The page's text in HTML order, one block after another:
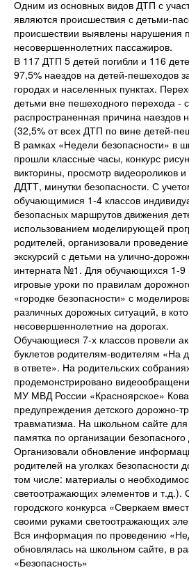
Одним из основных видов ДТП с
являются происшествия с детьми-
происшествии выявлены нарушения
несовершеннолетних пассажиров.
В 117 ДТП 5 детей погибли и 116
97,5% наездов на детей-пешеходов
городах и населенных пунктах.
детьми вне пешеходного перехода -
распространенная причина наездов
(32,5% от всех ДТП по вине детей-
В рамках «Недели безопасности» в
прошли классные часы, конкурс
викторины, просмотр видеороликов
ДДТТ, минутки безопасности. С
обучающимися 1-4 классов
безопасных маршрутов движения
использованием моделирующей
родителей, организовали
экскурсий с детьми на улично-
интерната №1. Для обучающихся 1-9
игровые уроки по правилам
«городке безопасности» с
различных дорожных ситуаций, в
несовершеннолетние на дорогах.
Обучающиеся 7-х классов провели
буклетов родителям-водителям «На
в ответе». На родительских
продемонстрировано
МУ МВД России «Красноярское»
предупреждения детского дорожно-
травматизма. На школьном сайте
памятка по организации
Организовали обновление
родителей на уголках безопасности
том числе: материалы о
светоотражающих элементов и т.д.).
городского конкурса «Сверкаем
своими руками светоотражающих
Вся информация по проведению
обновлялась на школьном сайте, в
«Безопасность»